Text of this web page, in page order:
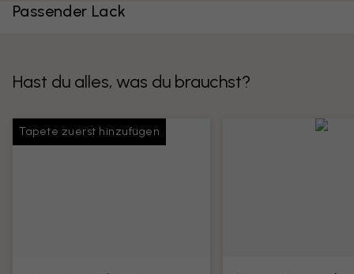
Passender Lack
Hast du alles, was du brauchst?
Tapete zuerst hinzufügen